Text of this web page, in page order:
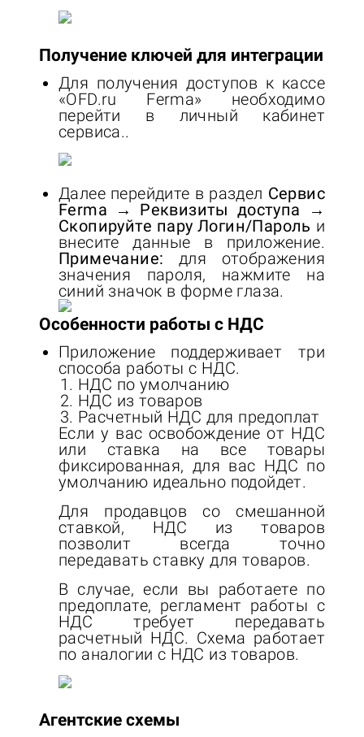
Получение ключей для интеграции
Для получения доступов к кассе
«OFD.ru Ferma» необходимо
перейти в личный кабинет
сервиса..
Далее перейдите в раздел Сервис
Ferma → Реквизиты доступа →
Скопируйте пару Логин/Пароль и
внесите данные в приложение.
Примечание: для отображения
значения пароля, нажмите на
синий значок в форме глаза.
Особенности работы с НДС
Приложение поддерживает три
способа работы с НДС.
НДС по умолчанию
НДС из товаров
Расчетный НДС для предоплат
Если у вас освобождение от НДС
или ставка на все товары
фиксированная, для вас НДС по
умолчанию идеально подойдет.
Для продавцов со смешанной
ставкой, НДС из товаров
позволит всегда точно
передавать ставку для товаров.
В случае, если вы работаете по
предоплате, регламент работы с
НДС требует передавать
расчетный НДС. Схема работает
по аналогии с НДС из товаров.
Агентские схемы